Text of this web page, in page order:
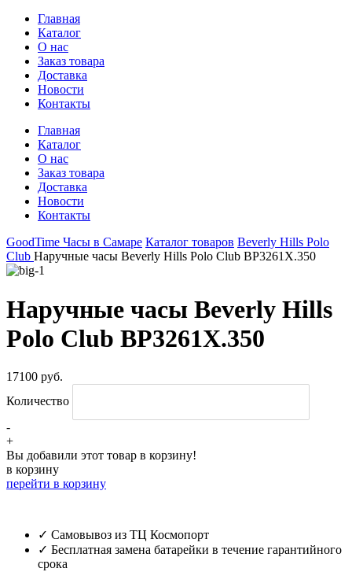
Главная
Каталог
О нас
Заказ товара
Доставка
Новости
Контакты
Главная
Каталог
О нас
Заказ товара
Доставка
Новости
Контакты
GoodTime Часы в Самаре Каталог товаров Beverly Hills Polo
Club Наручные часы Beverly Hills Polo Club BP3261X.350
Наручные часы Beverly Hills
Polo Club BP3261X.350
17100 руб.
Количество
-
+
Вы добавили этот товар в корзину!
в корзину
перейти в корзину
✓ Самовывоз из ТЦ Космопорт
✓ Бесплатная замена батарейки в течение гарантийного
срока